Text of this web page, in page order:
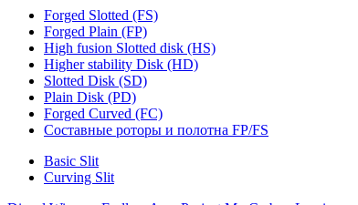
Forged Slotted (FS)
Forged Plain (FP)
High fusion Slotted disk (HS)
Higher stability Disk (HD)
Slotted Disk (SD)
Plain Disk (PD)
Forged Curved (FC)
Составные роторы и полотна FP/FS
Basic Slit
Curving Slit